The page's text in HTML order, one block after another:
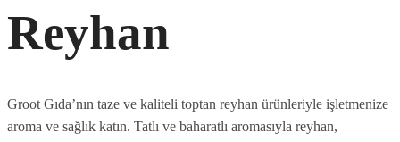
Reyhan
Groot Gıda’nın taze ve kaliteli toptan reyhan ürünleriyle işletmenize
aroma ve sağlık katın. Tatlı ve baharatlı aromasıyla reyhan,